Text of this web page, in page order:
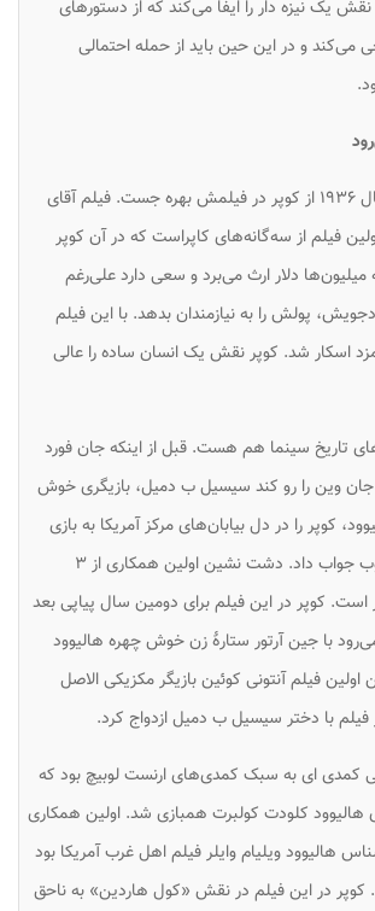
یک نیزه دار را ایفا می‌کند که از دستورهای
و در این حین باید از حمله احتمالی
فرانک کاپرا هم در سال ۱۹۳۶ از کوپر در فیلمش بهره جست. فیلم آقای
فیلم از سه‌گانه‌های کاپراست که در آن کوپر
دلار ارث می‌برد و سعی دارد علی‌رغم
پولش را به نیازمندان بدهد. با این فیلم
اسکار شد. کوپر نقش یک انسان ساده را عالی
تاریخ سینما هم هست. قبل از اینکه جان فورد
جان وین را رو کند سیسیل ب دمیل، بازیگری خوش
کوپر را در دل بیابان‌های مرکز آمریکا به بازی
گرفت و خیلی هم خوب جواب داد. دشت نشین اولین همکاری از ۳
است. کوپر در این فیلم برای دومین سال پیاپی بعد
با جین آرتور ستارهٔ زن خوش چهره هالیوود
فیلم آنتونی کوئین بازیگر مکزیکی الاصل
فیلم با دختر سیسیل ب دمیل ازدواج کرد.
ای به سبک کمدی‌های ارنست لوبیچ بود که
هالیوود کلودت کولبرت همبازی شد. اولین همکاری
هالیوود ویلیام وایلر فیلم اهل غرب آمریکا بود
کوپر در این فیلم در نقش «کول هاردین» به ناحق